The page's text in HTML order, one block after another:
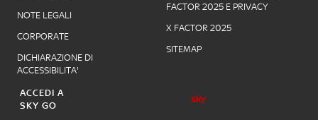
NOTE LEGALI
CORPORATE
DICHIARAZIONE DI
ACCESSIBILITA'
FACTOR 2025 E PRIVACY
X FACTOR 2025
SITEMAP
ACCEDI A
SKY GO